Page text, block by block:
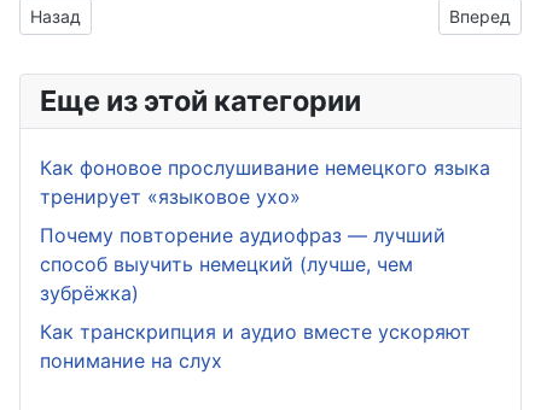
Предыдущий: Немецкий без усилий: сила пассивного
Назад Вперед
Еще из этой категории
Как фоновое прослушивание немецкого языка
тренирует «языковое ухо»
Почему повторение аудиофраз — лучший
способ выучить немецкий (лучше, чем
зубрёжка)
Как транскрипция и аудио вместе ускоряют
понимание на слух